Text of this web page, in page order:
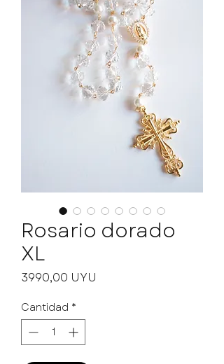
Rosario dorado
XL
3990,00 UYU
Cantidad *